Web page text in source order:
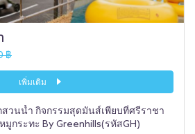
฿
เพิ่มเติม
วนน้ำ กิจกรรมสุดมันส์เพียบที่ศรีราชา
มูกระทะ By Greenhills(รหัสGH)